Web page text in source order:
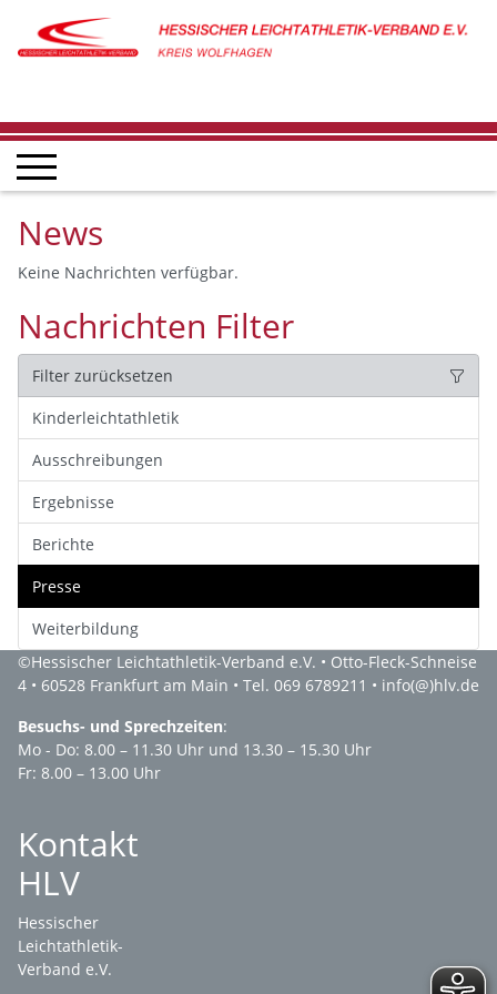
News
Keine Nachrichten verfügbar.
Nachrichten Filter
Filter zurücksetzen
Kinderleichtathletik
Ausschreibungen
Ergebnisse
Berichte
Presse
Weiterbildung
©Hessischer Leichtathletik-Verband e.V. • Otto-Fleck-Schneise
4 • 60528 Frankfurt am Main • Tel. 069 6789211 • info(@)hlv.de
Besuchs- und Sprechzeiten:
Mo - Do: 8.00 – 11.30 Uhr und 13.30 – 15.30 Uhr
Fr: 8.00 – 13.00 Uhr
Kontakt
HLV
Hessischer
Leichtathletik-
Verband e.V.